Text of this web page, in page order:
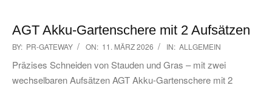
AGT Akku-Gartenschere mit 2 Aufsätzen
2026-
03-
11
BY: PR-GATEWAY ON: 11. MÄRZ 2026 IN: ALLGEMEIN
Präzises Schneiden von Stauden und Gras – mit zwei
wechselbaren Aufsätzen AGT Akku-Gartenschere mit 2